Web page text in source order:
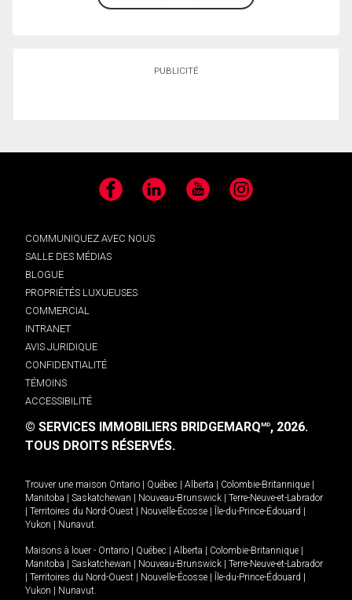
PUBLICITÉ
Facebook LinkedIn YouTube Instagram
COMMUNIQUEZ AVEC NOUS
SALLE DES MÉDIAS
BLOGUE
PROPRIÉTÉS LUXUEUSES
COMMERCIAL
INTRANET
AVIS JURIDIQUE
CONFIDENTIALITÉ
TÉMOINS
ACCESSIBILITÉ
© SERVICES IMMOBILIERS BRIDGEMARQMD, 2026.
TOUS DROITS RÉSERVÉS.
Trouver une maison Ontario Québec Alberta Colombie-Britannique
Manitoba
Saskatchewan Nouveau-Brunswick
Terre-Neuve-et-Labrador
Territoires du Nord-Ouest Nouvelle-Écosse Île-du-Prince-Édouard
Yukon
Nunavut.
Maisons à louer - Ontario Québec Alberta Colombie-Britannique
Manitoba
Saskatchewan Nouveau-Brunswick
Terre-Neuve-et-Labrador
Territoires du Nord-Ouest Nouvelle-Écosse Île-du-Prince-Édouard
Yukon
Nunavut.